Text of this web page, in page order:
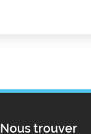
Nous trouver